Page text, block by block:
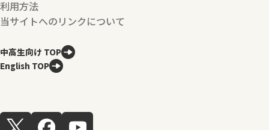
利用方法
当サイトへのリンクについて
中高生向け TOP
English TOP